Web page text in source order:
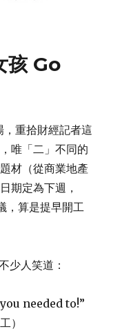
孩 Go
重拾財經記者這
唯「二」不同的
材（從商業地產
期定為下週，
，算是提早開工
少人笑道：
needed to!”
）